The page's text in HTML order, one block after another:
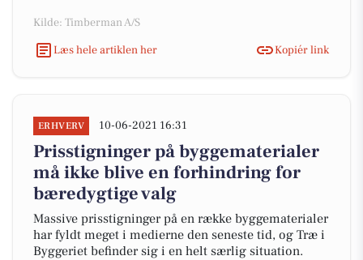
Kilde: Timberman A/S
Læs hele artiklen her
Kopiér link
ERHVERV 10-06-2021 16:31
Prisstigninger på byggematerialer
må ikke blive en forhindring for
bæredygtige valg
Massive prisstigninger på en række byggematerialer
har fyldt meget i medierne den seneste tid, og Træ i
Byggeriet befinder sig i en helt særlig situation.